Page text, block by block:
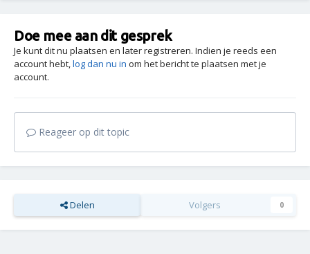
Doe mee aan dit gesprek
Je kunt dit nu plaatsen en later registreren. Indien je reeds een
account hebt,log dan nu in om het bericht te plaatsen met je
account.
Reageer op dit topic
Delen Volgers 0